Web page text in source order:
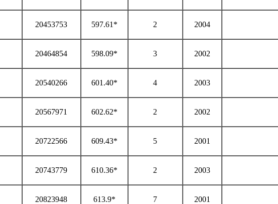
20453753 597.61* 2 2004
20464854 598.09* 3 2002
20540266 601.40* 4 2003
20567971 602.62* 2 2002
20722566 609.43* 5 2001
20743779 610.36* 2 2003
20823948 613.9* 7 2001